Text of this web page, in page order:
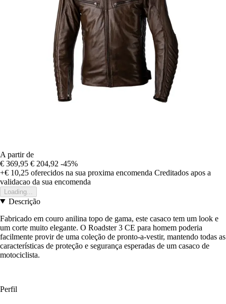
A partir de
€ 369,95 € 204,92 -45%
+€ 10,25 oferecidos na sua proxima encomenda Creditados apos a
validacao da sua encomenda
Loading...
Descrição
Fabricado em couro anilina topo de gama, este casaco tem um look e
um corte muito elegante. O Roadster 3 CE para homem poderia
facilmente provir de uma coleção de pronto-a-vestir, mantendo todas as
características de proteção e segurança esperadas de um casaco de
motociclista.
Perfil